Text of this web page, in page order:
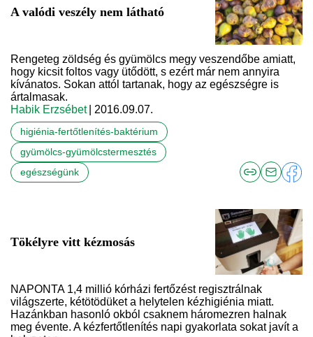
A valódi veszély nem látható
Rengeteg zöldség és gyümölcs megy veszendőbe amiatt,
hogy kicsit foltos vagy ütődött, s ezért már nem annyira
kívánatos. Sokan attól tartanak, hogy az egészségre is
ártalmasak.
Habik Erzsébet
| 2016.09.07.
higiénia-fertőtlenítés-baktérium
gyümölcs-gyümölcstermesztés
egészségünk
Tökélyre vitt kézmosás
NAPONTA 1,4 millió kórházi fertőzést regisztrálnak
világszerte, kétötödüket a helytelen kézhigiénia miatt.
Hazánkban hasonló okból csaknem háromezren halnak
meg évente. A kézfertőtlenítés napi gyakorlata sokat javít a